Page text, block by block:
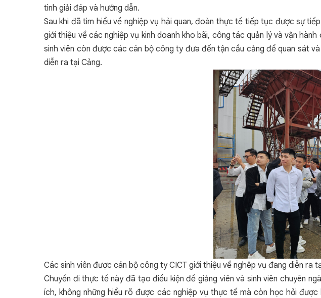
tình giải đáp và hướng dẫn.
Sau khi đã tìm hiểu về nghiệp vụ hải quan, đoàn thực tế tiếp tục được sự
giới thiệu về các nghiệp vụ kinh doanh kho bãi, công tác quản lý và vận
sinh viên còn được các cán bộ công ty đưa đến tận cầu cảng để quan sát
diễn ra tại Cảng.
Các sinh viên được cán bộ công ty CICT giới thiệu về nghệp vụ đang diễn ra
Chuyến đi thực tế này đã tạo điều kiện để giảng viên và sinh viên chuyên
ích, không những hiểu rõ được các nghiệp vụ thực tế mà còn học hỏi